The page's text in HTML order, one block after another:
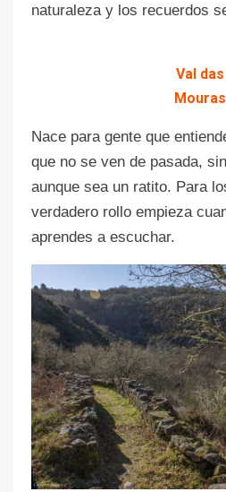
naturaleza y los recuerdos
Val das
Mouras
Nace para gente que
que no se ven de pasada,
aunque sea un ratito. Para
verdadero rollo empieza
aprendes a escuchar.